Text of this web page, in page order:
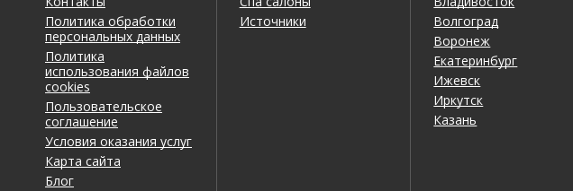
Политика обработки
персональных данных
Политика
использования файлов
cookies
Пользовательское
соглашение
Условия оказания услуг
Карта сайта
Блог
Источники
Волгоград
Воронеж
Екатеринбург
Ижевск
Иркутск
Казань